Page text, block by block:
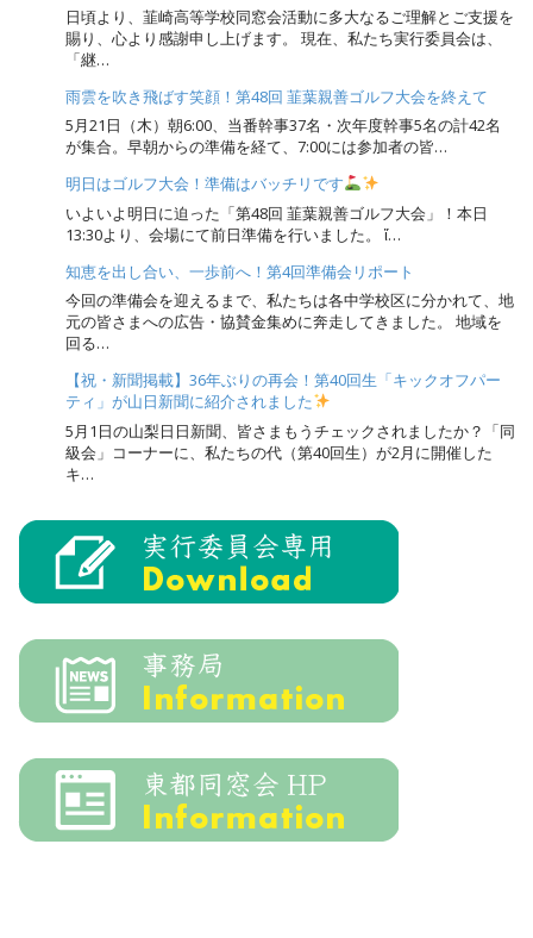
日頃より、韮崎高等学校同窓会活動に多大なるご理解とご支援を
賜り、心より感謝申し上げます。 現在、私たち実行委員会は、
「継…
雨雲を吹き飛ばす笑顔！第48回 韮葉親善ゴルフ大会を終えて
5月21日（木）朝6:00、当番幹事37名・次年度幹事5名の計42名
が集合。早朝からの準備を経て、7:00には参加者の皆…
明日はゴルフ大会！準備はバッチリです
いよいよ明日に迫った「第48回 韮葉親善ゴルフ大会」！本日
13:30より、会場にて前日準備を行いました。 ἴ…
知恵を出し合い、一歩前へ！第4回準備会リポート
今回の準備会を迎えるまで、私たちは各中学校区に分かれて、地
元の皆さまへの広告・協賛金集めに奔走してきました。 地域を
回る…
【祝・新聞掲載】36年ぶりの再会！第40回生「キックオフパー
ティ」が山日新聞に紹介されました
5月1日の山梨日日新聞、皆さまもうチェックされましたか？「同
級会」コーナーに、私たちの代（第40回生）が2月に開催した
キ…